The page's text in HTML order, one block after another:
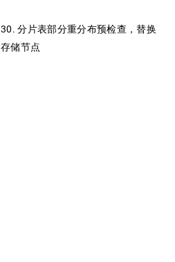
30. 分片表部分重分布预检查，替换
存储节点